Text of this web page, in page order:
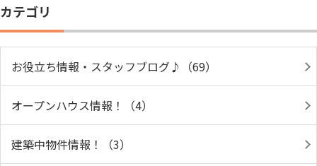
カテゴリ
お役立ち情報・スタッフブログ♪（69）
オープンハウス情報！（4）
建築中物件情報！（3）